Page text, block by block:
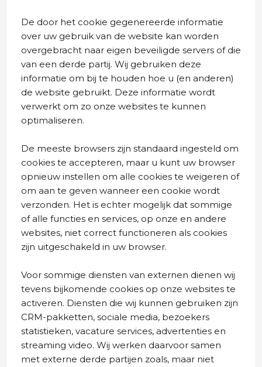
De door het cookie gegenereerde informatie
over uw gebruik van de website kan worden
overgebracht naar eigen beveiligde servers of die
van een derde partij. Wij gebruiken deze
informatie om bij te houden hoe u (en anderen)
de website gebruikt. Deze informatie wordt
verwerkt om zo onze websites te kunnen
optimaliseren.
De meeste browsers zijn standaard ingesteld om
cookies te accepteren, maar u kunt uw browser
opnieuw instellen om alle cookies te weigeren of
om aan te geven wanneer een cookie wordt
verzonden. Het is echter mogelijk dat sommige
of alle functies en services, op onze en andere
websites, niet correct functioneren als cookies
zijn uitgeschakeld in uw browser.
Voor sommige diensten van externen dienen wij
tevens bijkomende cookies op onze websites te
activeren. Diensten die wij kunnen gebruiken zijn
CRM-pakketten, sociale media, bezoekers
statistieken, vacature services, advertenties en
streaming video. Wij werken daarvoor samen
met externe derde partijen zoals, maar niet